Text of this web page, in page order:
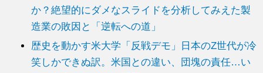
か？絶望的にダメなスライドを分析してみえた製
造業の敗因と「逆転への道」
歴史を動かす米大学「反戦デモ」日本のZ世代が冷
笑しかできぬ訳。米国との違い、団塊の責任…い